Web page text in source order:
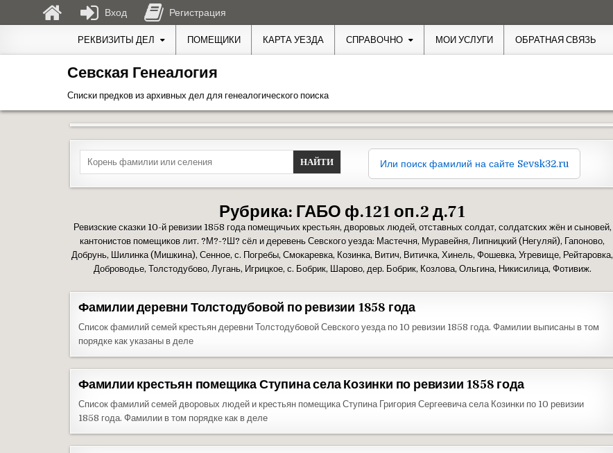
РЕКВИЗИТЫ ДЕЛ ПОМЕЩИКИ КАРТА УЕЗДА СПРАВОЧНО МОИ УСЛУГИ ОБРАТНАЯ СВЯЗЬ
Севская Генеалогия
Списки предков из архивных дел для генеалогического поиска
Search for:
Или поиск фамилий на сайте Sevsk32.ru
Рубрика: ГАБО ф.121 оп.2 д.71
Ревизские сказки 10-й ревизии 1858 года помещичьих крестьян, дворовых людей, отставных солдат, солдатских жён и сыновей,
кантонистов помещиков лит. ?М?-?Ш? сёл и деревень Севского уезда: Мастечня, Муравейня, Липницкий (Негуляй), Гапоново,
Добрунь, Шилинка (Мишкина), Сенное, с. Погребы, Смокаревка, Козинка, Витич, Витичка, Хинель, Фошевка, Угревище, Рейтаровка,
Доброводье, Толстодубово, Лугань, Игрицкое, с. Бобрик, Шарово, дер. Бобрик, Козлова, Ольгина, Никисилица, Фотивиж.
Фамилии деревни Толстодубовой по ревизии 1858 года
Список фамилий семей крестьян деревни Толстодубовой Севского уезда по 10 ревизии 1858 года. Фамилии выписаны в том
порядке как указаны в деле
Фамилии крестьян помещика Ступина села Козинки по ревизии 1858 года
Список фамилий семей дворовых людей и крестьян помещика Ступина Григория Сергеевича села Козинки по 10 ревизии
1858 года. Фамилии в том порядке как в деле
Вход Регистрация